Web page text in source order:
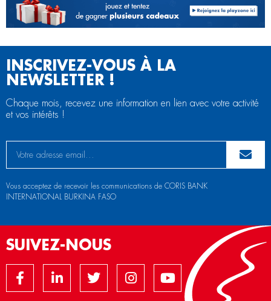
INSCRIVEZ-VOUS À LA
NEWSLETTER !
Chaque mois, recevez une information en lien avec votre activité
et vos intérêts !
Vous acceptez de recevoir les communications de CORIS BANK
INTERNATIONAL BURKINA FASO
SUIVEZ-NOUS